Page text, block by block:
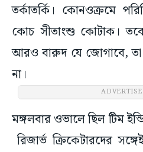
তর্কাতর্কি। কোনওক্রমে
কোচ সীতাংশু কোটাক।
আরও বারুদ যে জোগাবে,
না।
মঙ্গলবার ওভালে ছিল টিম
রিজার্ভ ক্রিকেটারদের